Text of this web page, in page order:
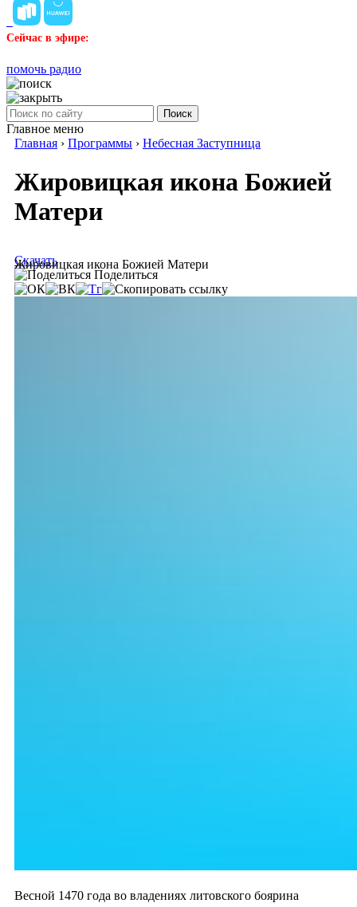
Сейчас в эфире:
помочь радио
Поиск
Главное меню
Главная › Программы › Небесная Заступница
Жировицкая икона Божией
Матери
Жировицкая икона Божией Матери
Скачать
Поделиться
Весной 1470 года во владениях литовского боярина